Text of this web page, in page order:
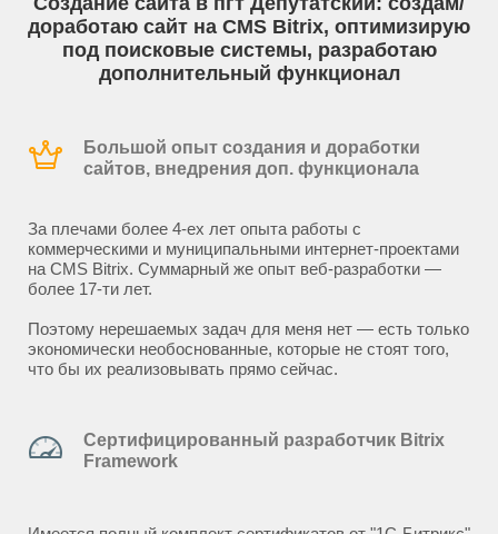
доработаю сайт на CMS Bitrix, оптимизирую
под поисковые системы, разработаю
дополнительный функционал
Большой опыт создания и доработки
сайтов, внедрения доп. функционала
За плечами более 4-ех лет опыта работы с
коммерческими и муниципальными интернет-проектами
на CMS Bitrix. Суммарный же опыт веб-разработки —
более 17-ти лет.
Поэтому нерешаемых задач для меня нет — есть только
экономически необоснованные, которые не стоят того,
что бы их реализовывать прямо сейчас.
Сертифицированный разработчик Bitrix
Framework